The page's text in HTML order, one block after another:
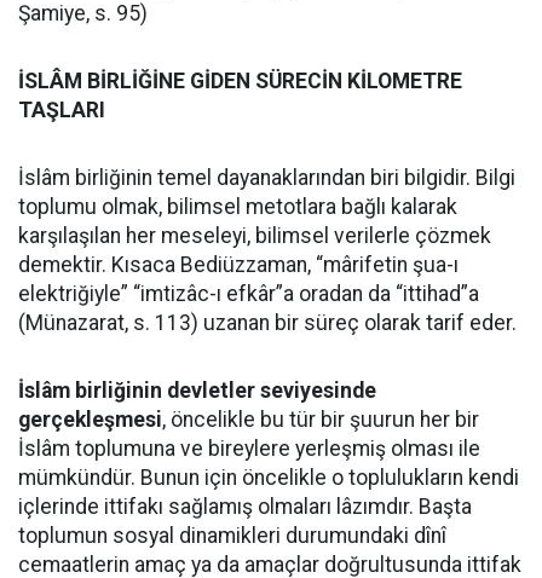
Şamiye, s. 95)
İSLÂM BİRLİĞİNE GİDEN SÜRECİN KİLOMETRE
TAŞLARI
İslâm birliğinin temel dayanaklarından biri bilgidir. Bilgi
toplumu olmak, bilimsel metotlara bağlı kalarak
karşılaşılan her meseleyi, bilimsel verilerle çözmek
demektir. Kısaca Bediüzzaman, “mârifetin şua-ı
elektriğiyle” “imtizâc-ı efkâr”a oradan da “ittihad”a
(Münazarat, s. 113) uzanan bir süreç olarak tarif eder.
İslâm birliğinin devletler seviyesinde
gerçekleşmesi, öncelikle bu tür bir şuurun her bir
İslâm toplumuna ve bireylere yerleşmiş olması ile
mümkündür. Bunun için öncelikle o toplulukların kendi
içlerinde ittifakı sağlamış olmaları lâzımdır. Başta
toplumun sosyal dinamikleri durumundaki dînî
cemaatlerin amaç ya da amaçlar doğrultusunda ittifak